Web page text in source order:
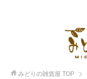
みどりの雑貨屋 TOP